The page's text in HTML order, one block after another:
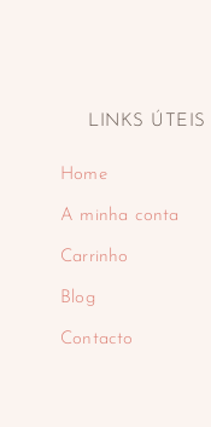
LINKS ÚTEIS
Home
A minha conta
Carrinho
Blog
Contacto